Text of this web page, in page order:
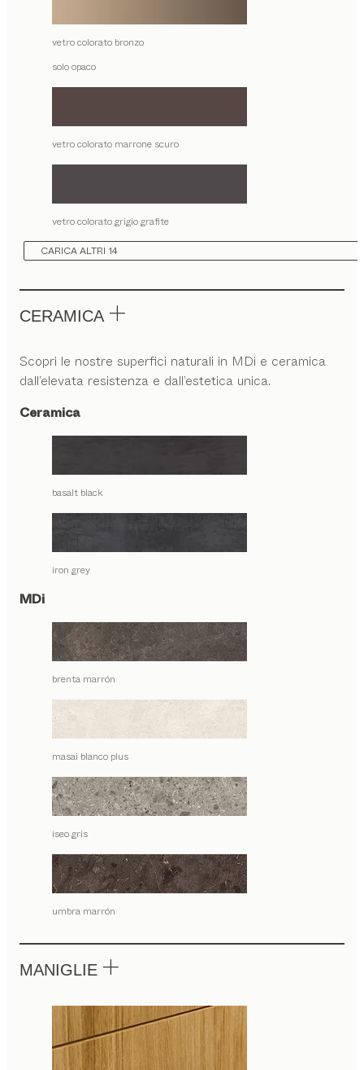
vetro colorato bronzo
solo opaco
vetro colorato marrone scuro
vetro colorato grigio grafite
CARICA ALTRI 14
CERAMICA
Scopri le nostre superfici naturali in MDi e ceramica
dall’elevata resistenza e dall’estetica unica.
Ceramica
basalt black
iron grey
MDi
brenta marrón
masai blanco plus
iseo gris
umbra marrón
MANIGLIE